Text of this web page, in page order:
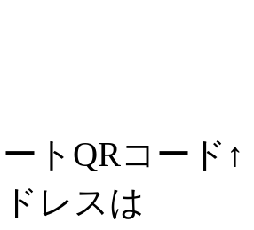
トQRコード↑
レスは